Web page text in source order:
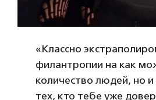
«Классно
филантропии на как
количество людей, но и
тех, кто тебе уже